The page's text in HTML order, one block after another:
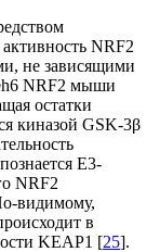
NRF2
не зависящими
NRF2 мыши
остатки
киназой GSK-3β
E3-
NRF2
видимому,
в
KEAP1 [25].